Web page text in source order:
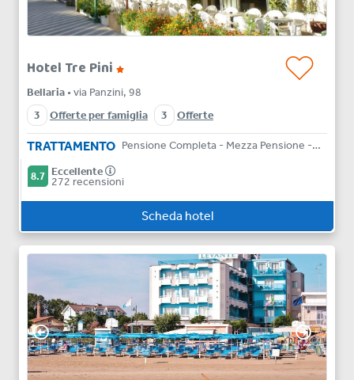
Hotel Tre Pini
Bellaria • via Panzini, 98
3
Offerte per famiglia 3 Offerte
TRATTAMENTO Pensione Completa - Mezza Pensione - Bed & Breakfast - Solo Pernottamento
8.7 Eccellente
272 recensioni
Scheda hotel